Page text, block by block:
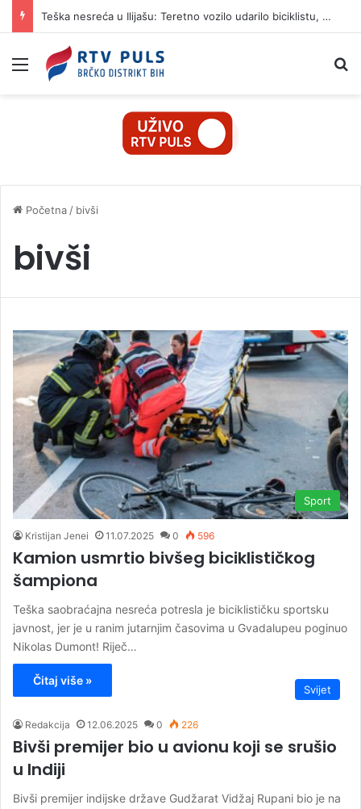
Teška nesreća u Ilijašu: Teretno vozilo udarilo biciklistu, 75-godišnjak zadržan u bolnici
Izbornik
Početna / bivši
bivši
Sport
Kristijan Jenei 11.07.2025 0 596
Kamion usmrtio bivšeg biciklističkog
šampiona
Teška saobraćajna nesreća potresla je biciklističku sportsku
javnost, jer je u ranim jutarnjim časovima u Gvadalupeu poginuo
Nikolas Dumont! Riječ…
Čitaj više »
Svijet
Redakcija 12.06.2025 0 226
Bivši premijer bio u avionu koji se srušio
u Indiji
Bivši premijer indijske države Gudžarat Vidžaj Rupani bio je na